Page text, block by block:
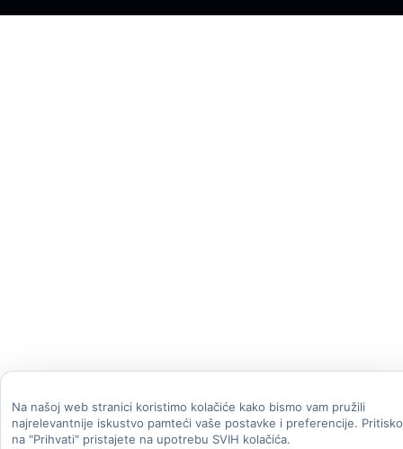
Na našoj web stranici koristimo kolačiće kako bismo vam pružili
najrelevantnije iskustvo pamteći vaše postavke i preferencije.
na "Prihvati" pristajete na upotrebu SVIH kolačića.